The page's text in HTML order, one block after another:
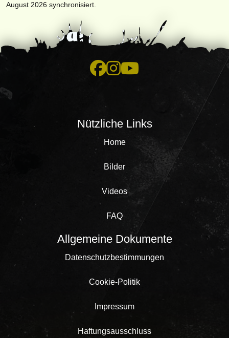
August 2026 synchronisiert.
Nützliche Links
Home
Bilder
Videos
FAQ
Allgemeine Dokumente
Datenschutzbestimmungen
Cookie-Politik
Impressum
Haftungsausschluss